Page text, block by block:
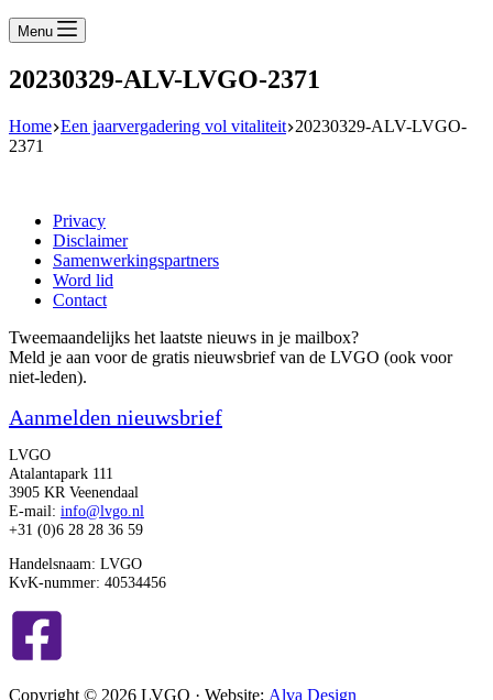
Menu
20230329-ALV-LVGO-2371
Home Een jaarvergadering vol vitaliteit 20230329-ALV-LVGO-
2371
Privacy
Disclaimer
Samenwerkingspartners
Word lid
Contact
Tweemaandelijks het laatste nieuws in je mailbox?
Meld je aan voor de gratis nieuwsbrief van de LVGO (ook voor
niet-leden).
Aanmelden nieuwsbrief
LVGO
Atalantapark 111
3905 KR Veenendaal
E-mail: info@lvgo.nl
+31 (0)6 28 28 36 59
Handelsnaam: LVGO
KvK-nummer: 40534456
Copyright © 2026 LVGO · Website: Alva Design